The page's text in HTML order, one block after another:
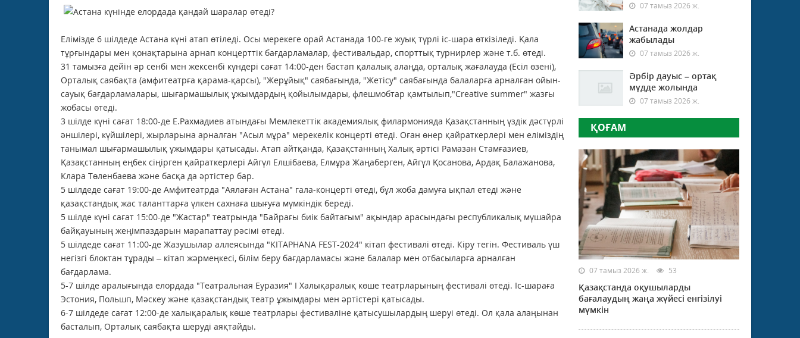
Елімізде 6 шілдеде Астана күні атап өтіледі. Осы мерекеге орай Астанада 100-ге жуық түрлі іс-шара өткізіледі. Қала
тұрғындары мен қонақтарына арнап концерттік бағдарламалар, фестивальдар, спорттық турнирлер және т.б. өтеді.
31 тамызға дейін әр сенбі мен жексенбі күндері сағат 14:00-ден бастап қалалық алаңда, орталық жағалауда (Есіл өзені),
Орталық саябақта (амфитеатрға қарама-қарсы), "Жерұйық" саябағында, "Жетісу" саябағында балаларға арналған ойын-
сауық бағдарламалары, шығармашылық ұжымдардың қойылымдары, флешмобтар қамтылып,"Creative summer" жазғы
жобасы өтеді.
3 шілде күні сағат 18:00-де Е.Рахмадиев атындағы Мемлекеттік академиялық филармонияда Қазақстанның үздік дәстүрлі
әншілері, күйшілері, жырларына арналған "Асыл мұра" мерекелік концерті өтеді. Оған өнер қайраткерлері мен еліміздің
танымал шығармашылық ұжымдары қатысады. Атап айтқанда, Қазақстанның Халық әртісі Рамазан Стамғазиев,
Қазақстанның еңбек сіңірген қайраткерлері Айгүл Елшібаева, Елмұра Жаңаберген, Айгүл Қосанова, Ардақ Балажанова,
Клара Төленбаева және басқа да әртістер бар.
5 шілдеде сағат 19:00-де Амфитеатрда "Аялаған Астана" гала-концерті өтеді, бұл жоба дамуға ықпал етеді және
қазақстандық жас таланттарға үлкен сахнаға шығуға мүмкіндік береді.
5 шілде күні сағат 15:00-де "Жастар" театрында "Байрағы биік байтағым" ақындар арасындағы республикалық мүшайра
байқауының жеңімпаздарын марапаттау рәсімі өтеді.
5 шілдеде сағат 11:00-де Жазушылар аллеясында "KITAPHANA FEST-2024" кітап фестивалі өтеді. Кіру тегін. Фестиваль үш
негізгі блоктан тұрады – кітап жәрмеңкесі, білім беру бағдарламасы және балалар мен отбасыларға арналған
бағдарлама.
5-7 шілде аралығында елордада "Театральная Еуразия" I Халықаралық көше театрларының фестивалі өтеді. Іс-шараға
Эстония, Польшп, Мәскеу және қазақстандық театр ұжымдары мен әртістері қатысады.
6-7 шілдеде сағат 12:00-де халықаралық көше театрлары фестиваліне қатысушылардың шеруі өтеді. Ол қала алаңынан
басталып, Орталық саябақта шеруді аяқтайды.
07 тамыз 2026 ж.
Астанада жолдар
жабылады
07 тамыз 2026 ж.
Әрбір дауыс – ортақ
мүдде жолында
07 тамыз 2026 ж.
ҚОҒАМ
07 тамыз 2026 ж. 53
Қазақстанда оқушыларды
бағалаудың жаңа жүйесі енгізілуі
мүмкін